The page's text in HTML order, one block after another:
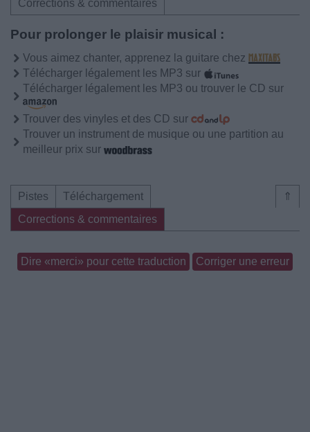
Corrections & commentaires
Pour prolonger le plaisir musical :
Vous aimez chanter, apprenez la guitare chez
Télécharger légalement les MP3 sur
Télécharger légalement les MP3 ou trouver le CD sur
Trouver des vinyles et des CD sur
Trouver un instrument de musique ou une partition au
meilleur prix sur
⇑
Pistes
Téléchargement
Corrections & commentaires
Dire «merci» pour cette traduction Corriger une erreur